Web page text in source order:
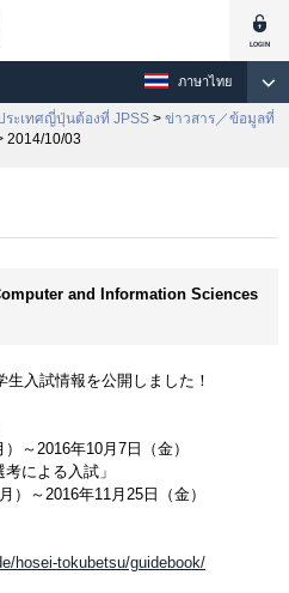
ภาษาไทย
ะเทศญี่ปุ่นต้องที่ JPSS > ข่าวสาร／ข้อมูลที่
2014/10/03
and Information Sciences
生入試情報を公開しました！
～2016年10月7日（金）
による入試」
～2016年11月25日（金）
hosei-tokubetsu/guidebook/